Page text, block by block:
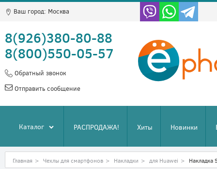
Ваш город: Москва
8(926)380-80-88
8(800)550-05-57
Обратный звонок
Отправить сообщение
Каталог РАСПРОДАЖА! Хиты Новинки
Главная > Чехлы для смартфонов > Накладки > для Huawei > Накладка